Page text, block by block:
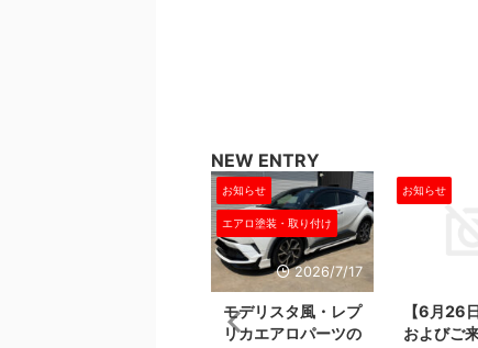
NEW ENTRY
お知らせ
エアロ塗装・取り付け
2026/7/17
モデリスタ風・レプ
リカエアロパーツの
お知らせ
【6月26
およびご